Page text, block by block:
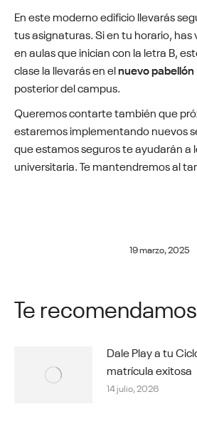
En este moderno edificio llevarás
tus asignaturas.Si en tu horario,
en aulas que inician con la letra B,
clase la llevarás en elnuevo pabellón
posterior del campus.
Queremos contarte también que
estaremos implementando nuevos
que estamos seguros te ayudarán a
universitaria. Te mantendremos al
19 marzo, 2025
Te recomendamos
Dale Play a tu
matrícula exitosa
14 julio, 2026